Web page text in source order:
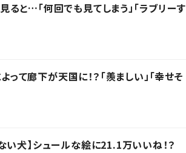
と…「何回でも見てしまう」「ラブリーす
廊下が天国に！？「羨ましい」「幸せそ
犬】シュールな絵に21.1万いいね！？